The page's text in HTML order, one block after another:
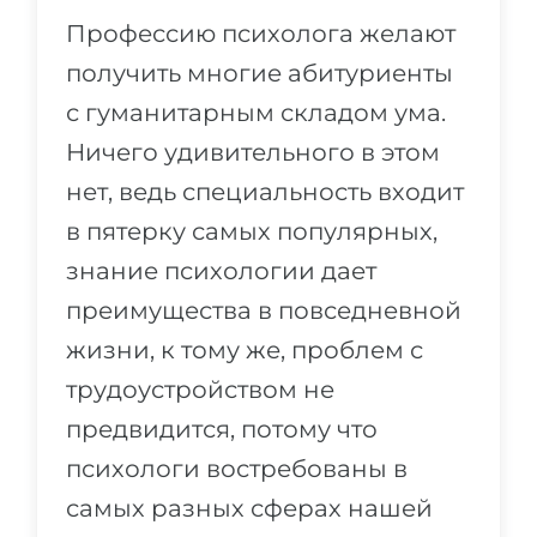
Специальности
Примеры вакансий
Тест Голланда
Тест Карта Интересов
Тест RIASEC
Успехна
100%
ПОСТУПАЕМ НА...
Медицина
Инженерия
Другая специальность
ПОСТУПАЕМ ИЗ...
Россия
Украина
Казахстан
Азербайджан
Профессию психолога желают
получить многие абитуриенты
с гуманитарным складом ума.
Ничего удивительного в этом
нет, ведь специальность входит
в пятерку самых популярных,
знание психологии дает
преимущества в повседневной
жизни, к тому же, проблем с
трудоустройством не
предвидится, потому что
психологи востребованы в
самых разных сферах нашей